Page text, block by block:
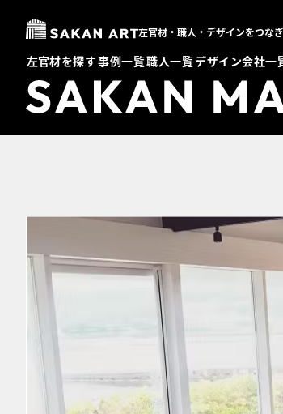
左官材・職人・デザインをつな
左官材を探す事例一覧職人一覧デザイン会社一